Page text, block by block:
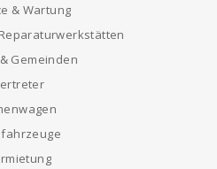
& Wartung
Gemeinden